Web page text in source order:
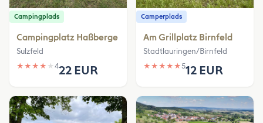
Campingplads
Campingplatz Haßberge
Sulzfeld
★ ★ ★ ★ ★ 422 EUR
Camperplads
Am Grillplatz Birnfeld
Stadtlauringen/Birnfeld
★ ★ ★ ★ ★512 EUR